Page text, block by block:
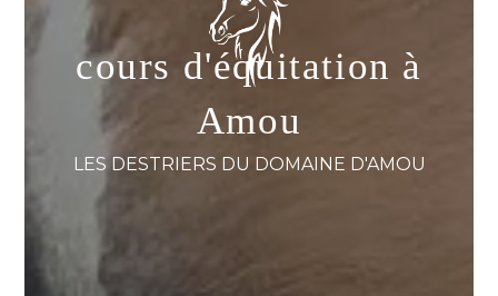
cours d'équitation à
Amou
LES DESTRIERS DU DOMAINE D'AMOU